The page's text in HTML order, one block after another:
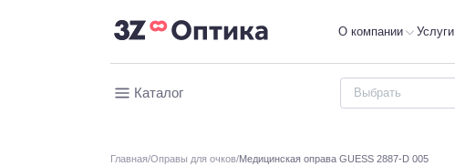
О компании Услуги
Каталог
Главная Оправы для очков Медицинская оправа GUESS 2887-D 005